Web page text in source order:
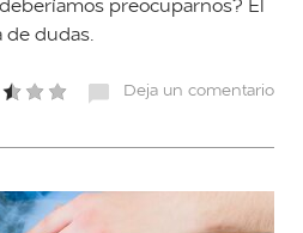
preocuparnos? El
de dudas.
Deja un comentario